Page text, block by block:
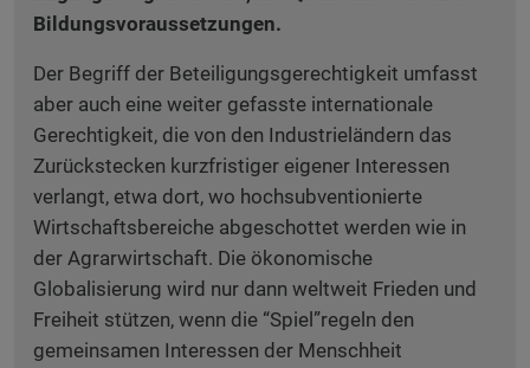
Bildungsvoraussetzungen.
Der Begriff der Beteiligungsgerechtigkeit umfasst
aber auch eine weiter gefasste internationale
Gerechtigkeit, die von den Industrieländern das
Zurückstecken kurzfristiger eigener Interessen
verlangt, etwa dort, wo hochsubventionierte
Wirtschaftsbereiche abgeschottet werden wie in
der Agrarwirtschaft. Die ökonomische
Globalisierung wird nur dann weltweit Frieden und
Freiheit stützen, wenn die “Spiel”regeln den
gemeinsamen Interessen der Menschheit